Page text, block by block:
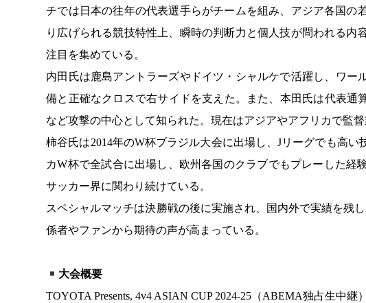
チでは日本の往年の代表選手らがチームを組み、アジア各国の
り広げられる競技特性上、瞬時の判断力と個人技が問われる内
注目を集めている。
内田氏は鹿島アントラーズやドイツ・シャルケで活躍し、ワー
備と正確なクロスで右サイドを支えた。また、本田氏は代表通
など攻撃の中心として知られた。現在はアジアやアフリカで監
柿谷氏は2014年のW杯ブラジル大会に出場し、Jリーグでも高
カW杯で全試合に出場し、欧州各国のクラブでもプレーした経
サッカー界に関わり続けている。
スペシャルマッチは決勝戦の後に実施され、国内外で実績を残
係者やファンから期待の声が高まっている。
大会概要
TOYOTA Presents, 4v4 ASIAN CUP 2024-25（ABEMA独占生中継）